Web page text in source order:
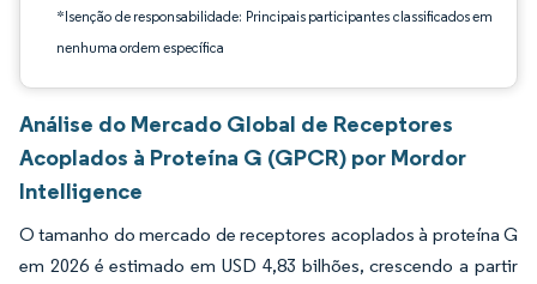
*Isenção de responsabilidade: Principais participantes classificados em
nenhuma ordem específica
Análise do Mercado Global de Receptores
Acoplados à Proteína G (GPCR) por Mordor
Intelligence
O tamanho do mercado de receptores acoplados à proteína G
em 2026 é estimado em USD 4,83 bilhões, crescendo a partir